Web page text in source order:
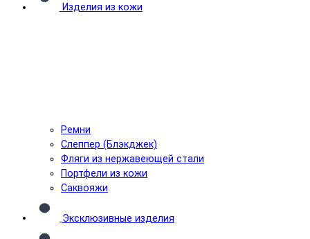
Изделия из кожи
Ремни
Слеппер (Блэкджек)
Фляги из нержавеющей стали
Портфели из кожи
Саквояжи
Эксклюзивные изделия